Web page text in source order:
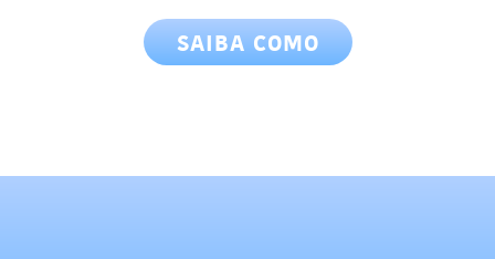
SAIBA COMO